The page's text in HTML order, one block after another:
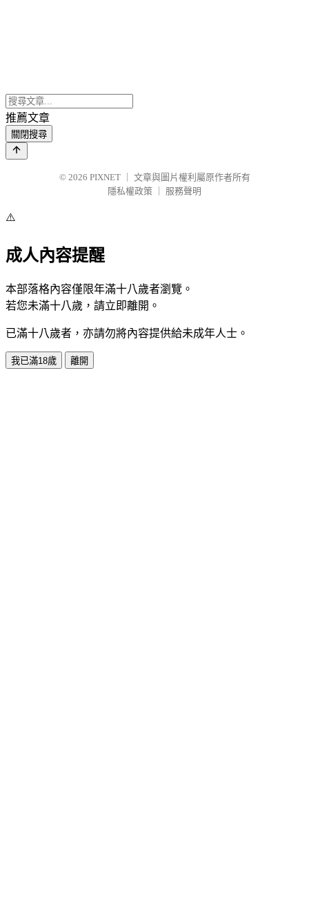
推薦文章
關閉搜尋
© 2026 PIXNET
文章與圖片權利屬原作者所有
隱私權政策
服務聲明
⚠️
成人內容提醒
本部落格內容僅限年滿十八歲者瀏覽。
若您未滿十八歲，請立即離開。
已滿十八歲者，亦請勿將內容提供給未成年人士。
我已滿18歲 離開